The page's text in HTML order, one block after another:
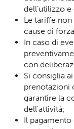
dell’utilizzo
Le tariffe
cause di
In caso di
con
Si consiglia
prenotazioni
garantire la
dell'attività;
Il